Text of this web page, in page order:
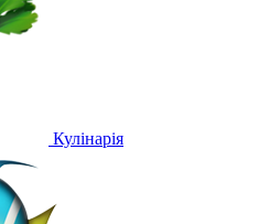
Кулінарія